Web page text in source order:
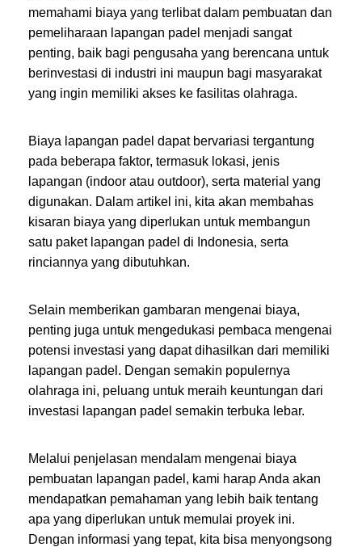
memahami biaya yang terlibat dalam pembuatan dan
pemeliharaan lapangan padel menjadi sangat
penting, baik bagi pengusaha yang berencana untuk
berinvestasi di industri ini maupun bagi masyarakat
yang ingin memiliki akses ke fasilitas olahraga.
Biaya lapangan padel dapat bervariasi tergantung
pada beberapa faktor, termasuk lokasi, jenis
lapangan (indoor atau outdoor), serta material yang
digunakan. Dalam artikel ini, kita akan membahas
kisaran biaya yang diperlukan untuk membangun
satu paket lapangan padel di Indonesia, serta
rinciannya yang dibutuhkan.
Selain memberikan gambaran mengenai biaya,
penting juga untuk mengedukasi pembaca mengenai
potensi investasi yang dapat dihasilkan dari memiliki
lapangan padel. Dengan semakin populernya
olahraga ini, peluang untuk meraih keuntungan dari
investasi lapangan padel semakin terbuka lebar.
Melalui penjelasan mendalam mengenai biaya
pembuatan lapangan padel, kami harap Anda akan
mendapatkan pemahaman yang lebih baik tentang
apa yang diperlukan untuk memulai proyek ini.
Dengan informasi yang tepat, kita bisa menyongsong